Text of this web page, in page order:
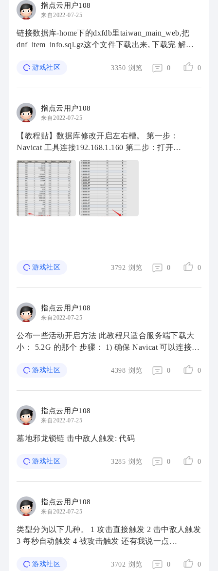
指点云用户108
来自2022-07-25
链接数据库-home下的dxfdb里taiwan_main_web,把
dnf_item_info.sql.gz这个文件下载出来, 下载完 解压
了然了 (注):记事本方式快 ...
游戏社区 3350 浏览 0 0
指点云用户108
来自2022-07-25
【教程贴】数据库修改开启左右槽。 第一步：
Navicat 工具连接192.168.1.160 第二步：打开
charac_cain 这个数据库 第三步：在刚才打开的数据
里面找到名字叫 chara_stat 的数据表 【navicat 右上
...
游戏社区 3792 浏览 0 0
指点云用户108
来自2022-07-25
公布一些活动开启方法 此教程只适合服务端下载大
小： 5.2G 的那个 步骤： 1) 确保 Navicat 可以连接到
库，这个VM可以关闭了 3) 连接到 192. ...
游戏社区 4398 浏览 0 0
指点云用户108
来自2022-07-25
墓地邪龙锁链 击中敌人触发: 代码
游戏社区 3285 浏览 0 0
指点云用户108
来自2022-07-25
类型分为以下几种。 1 攻击直接触发 2 击中敌人触发
3 每秒自动触发 4 被攻击触发 还有我说一点
改。 粘贴某个触发代码到你用的武器上然后 ...
游戏社区 3702 浏览 0 0